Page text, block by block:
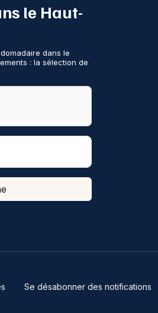
le Haut-
dans le
: la sélection de
Se désabonner des notifications